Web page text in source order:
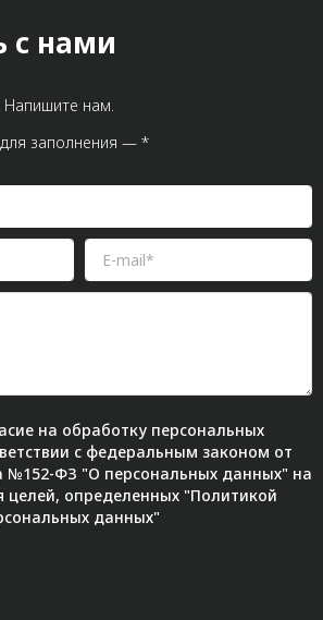
с нами
Напишите нам.
заполнения — *
на обработку персональных
с федеральным законом от
№152-ФЗ "О персональных данных" на
целей, определенных "Политикой
данных"